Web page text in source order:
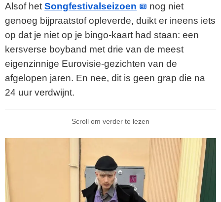
Alsof het Songfestivalseizoen
nog niet
genoeg bijpraatstof opleverde, duikt er ineens iets
op dat je niet op je bingo-kaart had staan: een
kersverse boyband met drie van de meest
eigenzinnige Eurovisie-gezichten van de
afgelopen jaren. En nee, dit is geen grap die na
24 uur verdwijnt.
Scroll om verder te lezen